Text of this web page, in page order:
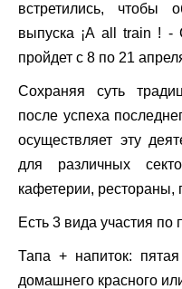
встретились, чтобы
выпуска ¡A all train ! -
пройдет с 8 по 21
Сохраняя суть
после успеха
осуществляет эту
для различных
кафетерии, рестораны,
Есть 3 вида участия
Тапа + напиток:
домашнего красного